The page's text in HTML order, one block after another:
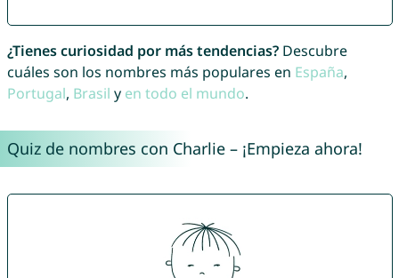
¿Tienes curiosidad por más tendencias?Descubre
cuáles son los nombres más populares en España,
Portugal, Brasil y en todo el mundo.
Quiz de nombres con Charlie – ¡Empieza ahora!